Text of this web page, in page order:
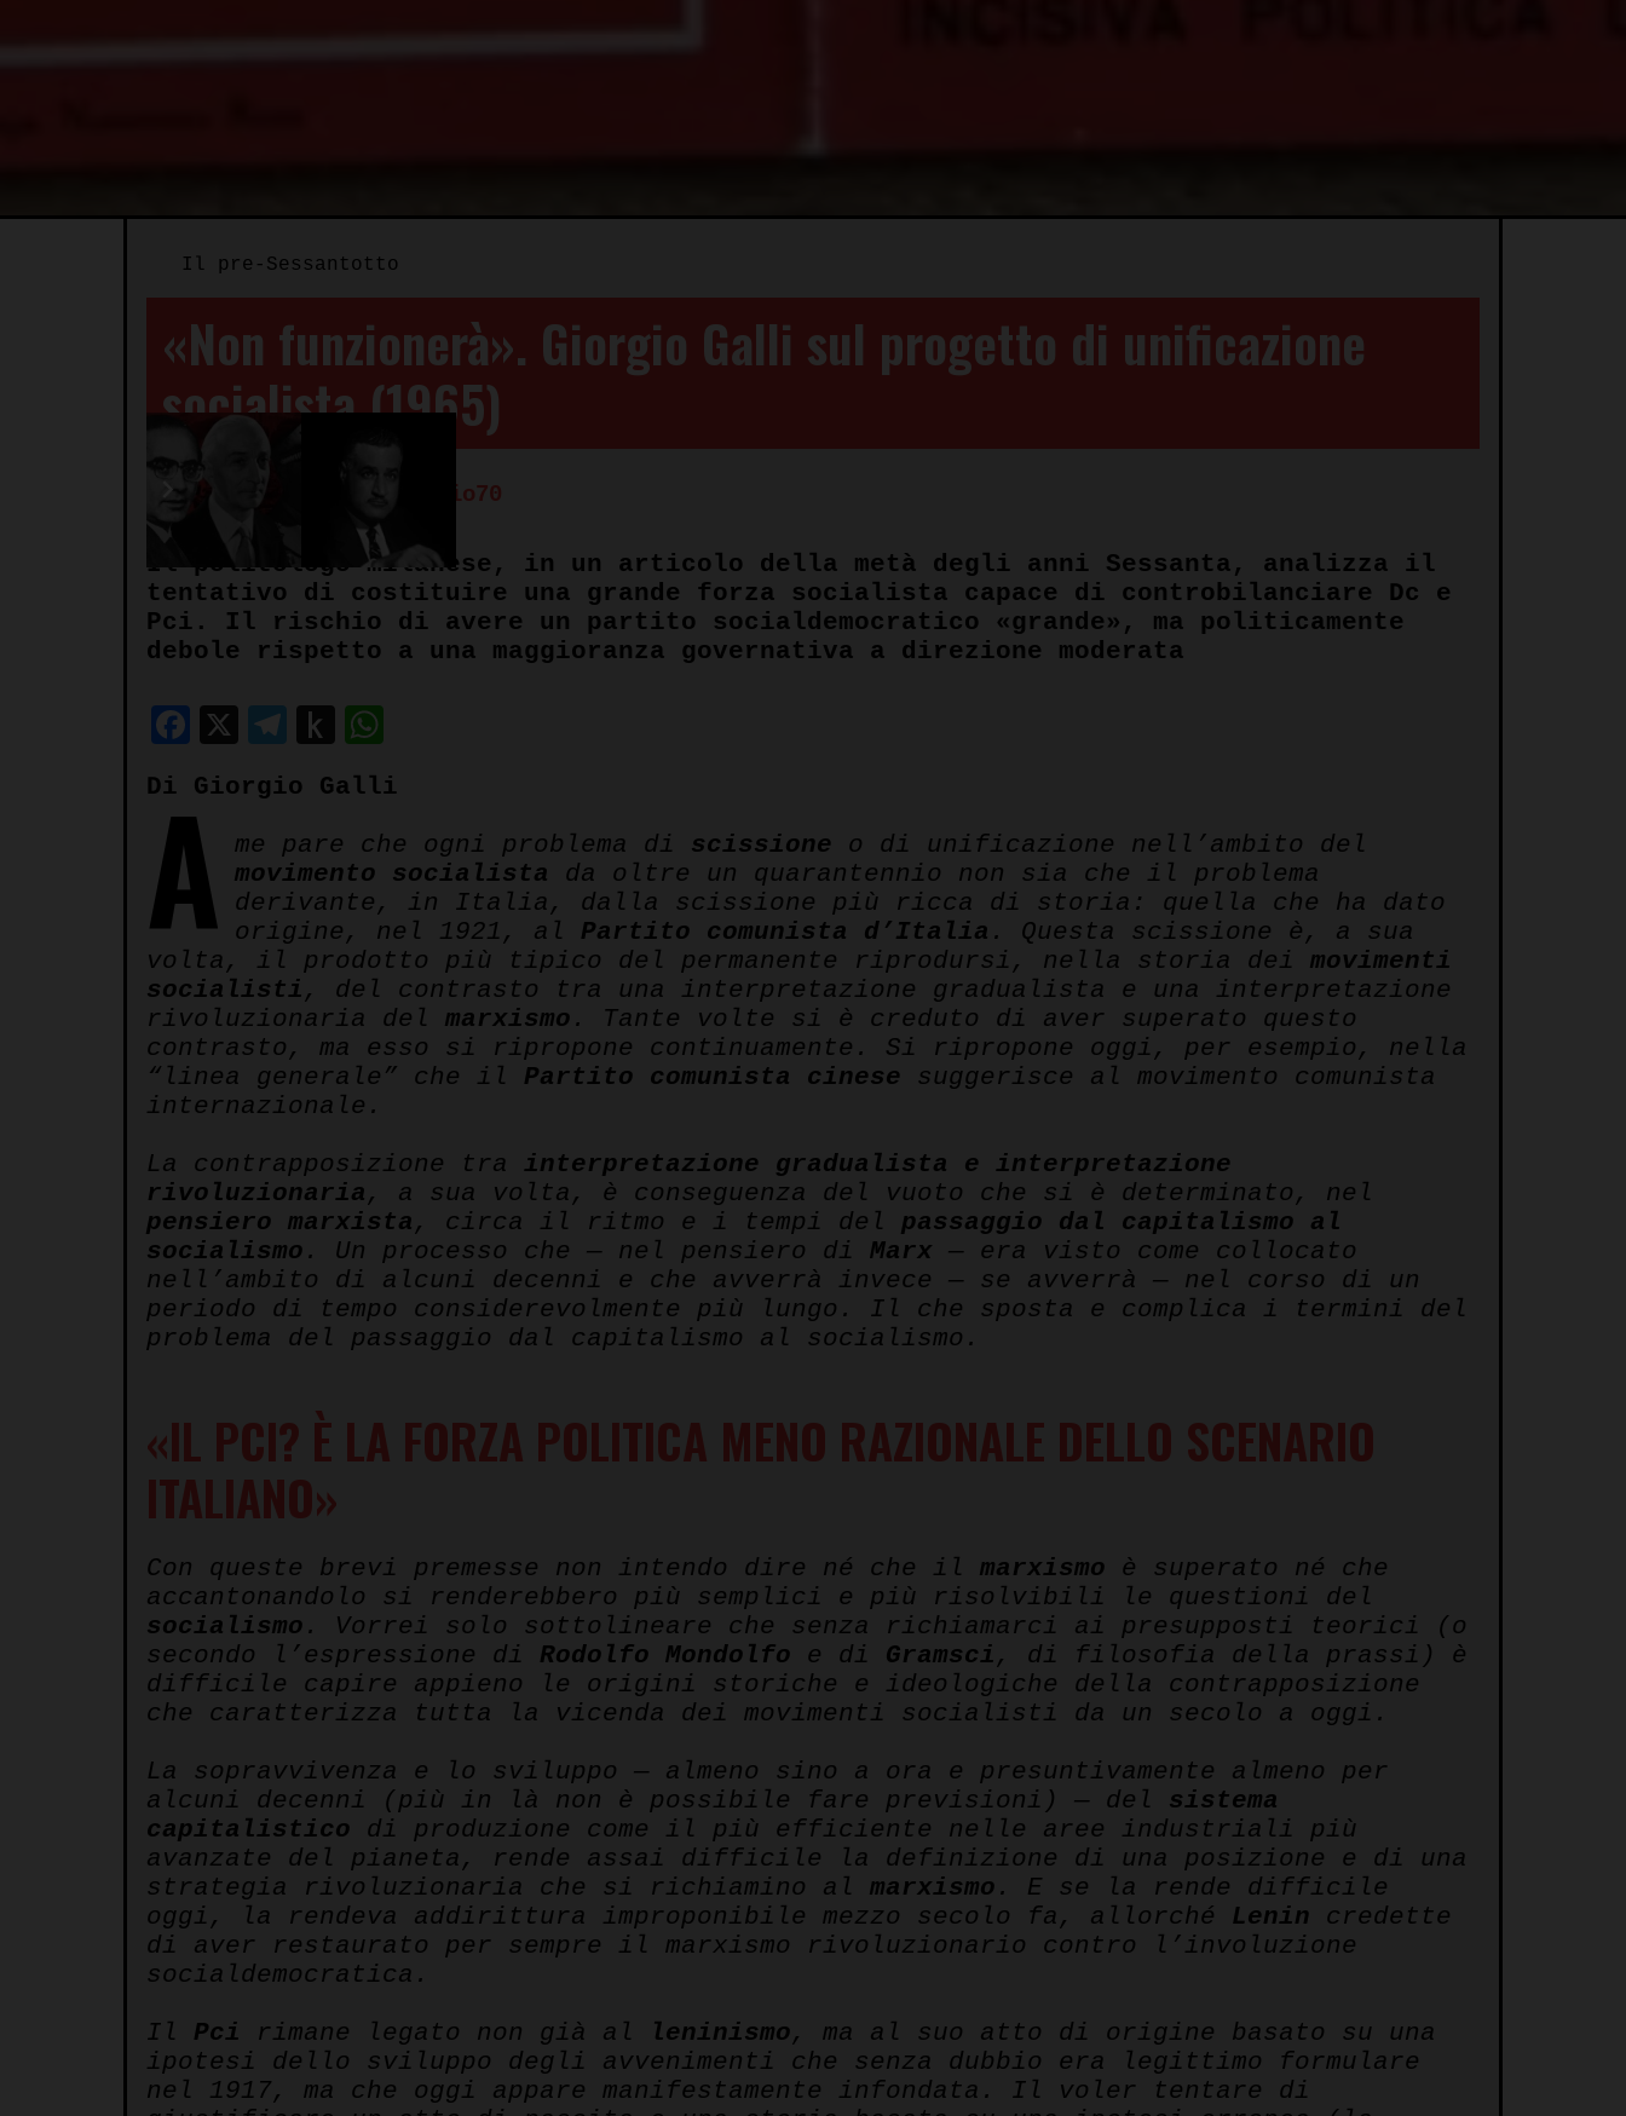
Il pre-Sessantotto
«Non funzionerà». Giorgio Galli sul progetto di unificazione
socialista (1965)
Autore: Redazione Spazio70
Il politologo milanese, in un articolo della metà degli anni Sessanta, analizza il
tentativo di costituire una grande forza socialista capace di controbilanciare Dc e
Pci. Il rischio di avere un partito socialdemocratico «grande», ma politicamente
debole rispetto a una maggioranza governativa a direzione moderata
Facebook
X Telegram
Push
Kindle
Di Giorgio Galli
A me pare che ogni problema di scissione
o di unificazione nell’ambito del
movimento
socialista
da oltre un quarantennio non sia che il problema
derivante, in Italia, dalla scissione più ricca di storia: quella che ha dato
origine, nel 1921, al Partito comunista d’Italia . Questa scissione è, a sua
volta, il prodotto più tipico del permanente riprodursi, nella storia dei movimenti
socialisti , del contrasto tra una interpretazione gradualista e una interpretazione
rivoluzionaria del marxismo . Tante volte si è creduto di aver superato questo
contrasto, ma esso si ripropone continuamente. Si ripropone oggi, per esempio, nella
“linea generale” che il Partito comunista cinese suggerisce al movimento comunista
internazionale.
La contrapposizione tra interpretazione gradualista e interpretazione
rivoluzionaria , a sua volta, è conseguenza del vuoto che si è determinato, nel
pensiero
marxista , circa il ritmo e i tempi del passaggio dal capitalismo al
socialismo . Un processo che — nel pensiero di Marx — era visto come collocato
nell’ambito di alcuni decenni e che avverrà invece — se avverrà — nel corso di un
periodo di tempo considerevolmente più lungo. Il che sposta e complica i termini del
problema del passaggio dal capitalismo al socialismo.
«IL PCI? È LA FORZA POLITICA MENO RAZIONALE DELLO SCENARIO
ITALIANO»
Con queste brevi premesse non intendo dire né che il marxismo è superato né che
accantonandolo si renderebbero più semplici e più risolvibili le questioni del
socialismo . Vorrei solo sottolineare che senza richiamarci ai presupposti teorici (o
secondo l’espressione di Rodolfo Mondolfo e di Gramsci , di filosofia della prassi) è
difficile capire appieno le origini storiche e ideologiche della contrapposizione
che caratterizza tutta la vicenda dei movimenti socialisti da un secolo a oggi.
La sopravvivenza e lo sviluppo — almeno sino a ora e presuntivamente almeno per
alcuni decenni (più in là non è possibile fare previsioni) — del sistema
capitalistico di produzione come il più efficiente nelle aree industriali più
avanzate del pianeta, rende assai difficile la definizione di una posizione e di una
strategia rivoluzionaria che si richiamino al marxismo . E se la rende difficile
oggi, la rendeva addirittura improponibile mezzo secolo fa, allorché Lenin credette
di aver restaurato per sempre il marxismo rivoluzionario contro l’involuzione
socialdemocratica.
Il Pci rimane legato non già al leninismo, ma al suo atto di origine basato su una
ipotesi dello sviluppo degli avvenimenti che senza dubbio era legittimo formulare
nel 1917, ma che oggi appare manifestamente infondata. Il voler tentare di